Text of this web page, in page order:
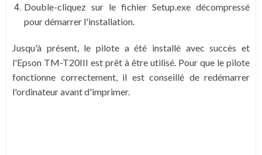
Double-cliquez sur le fichier Setup.exe décompressé
pour démarrer l'installation.
Jusqu'à présent, le pilote a été installé avec succès et
l'Epson TM-T20III est prêt à être utilisé. Pour que le pilote
fonctionne correctement, il est conseillé de redémarrer
l'ordinateur avant d'imprimer.